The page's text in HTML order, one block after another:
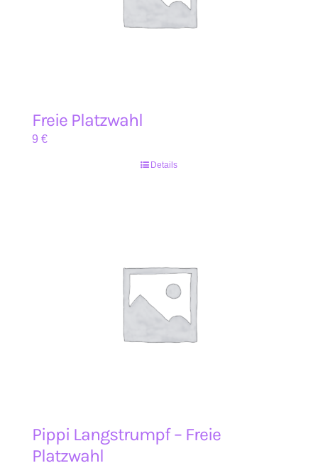
Freie Platzwahl
9 €
Details
Pippi Langstrumpf – Freie
Platzwahl